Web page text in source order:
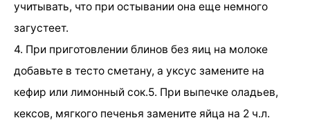
учитывать, что при остывании она еще немного
загустеет.
4. При приготовлении блинов без яиц на молоке
добавьте в тесто сметану, а уксус замените на
кефир или лимонный сок.5. При выпечке оладьев,
кексов, мягкого печенья замените яйца на 2 ч.л.